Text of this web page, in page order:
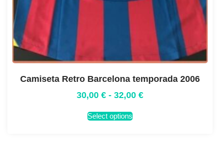
Camiseta Retro Barcelona temporada 2006
30,00 € - 32,00 €
Select options